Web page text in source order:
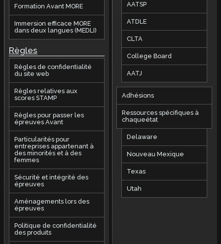
Formation Avant MORE
Immersion efficace MORE
dans deux langues (MEDLI)
Règles
Règles de confidentialité
du site web
Règles relatives aux
scores STAMP
Règles pour passer les
épreuves Avant
Particularités pour
entreprises appartenant à
des minorités et à des
femmes
Sécurité et intégrité des
épreuves
Aménagements lors des
épreuves
Politique de confidentialité
des produits
AATSP
ATDLE
CLTA
College Board
AATJ
Adhésions
Ressources spécifiques à
chaqueétat
Delaware
Nouveau Mexique
Texas
Utah